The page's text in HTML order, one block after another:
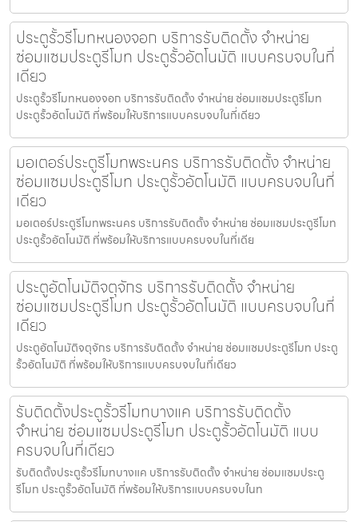
ประตูรั้วรีโมทหนองจอก บริการรับติดตั้ง จำหน่าย
ซ่อมแซมประตูรีโมท ประตูรั้วอัตโนมัติ แบบครบจบในที่
เดียว
ประตูรั้วรีโมทหนองจอก บริการรับติดตั้ง จำหน่าย ซ่อมแซมประตูรีโมท
ประตูรั้วอัตโนมัติ ที่พร้อมให้บริการแบบครบจบในที่เดียว
มอเตอร์ประตูรีโมทพระนคร บริการรับติดตั้ง จำหน่าย
ซ่อมแซมประตูรีโมท ประตูรั้วอัตโนมัติ แบบครบจบในที่
เดียว
มอเตอร์ประตูรีโมทพระนคร บริการรับติดตั้ง จำหน่าย ซ่อมแซมประตูรีโมท
ประตูรั้วอัตโนมัติ ที่พร้อมให้บริการแบบครบจบในที่เดีย
ประตูอัตโนมัติจตุจักร บริการรับติดตั้ง จำหน่าย
ซ่อมแซมประตูรีโมท ประตูรั้วอัตโนมัติ แบบครบจบในที่
เดียว
ประตูอัตโนมัติจตุจักร บริการรับติดตั้ง จำหน่าย ซ่อมแซมประตูรีโมท ประตู
รั้วอัตโนมัติ ที่พร้อมให้บริการแบบครบจบในที่เดียว
รับติดตั้งประตูรั้วรีโมทบางแค บริการรับติดตั้ง
จำหน่าย ซ่อมแซมประตูรีโมท ประตูรั้วอัตโนมัติ แบบ
ครบจบในที่เดียว
รับติดตั้งประตูรั้วรีโมทบางแค บริการรับติดตั้ง จำหน่าย ซ่อมแซมประตู
รีโมท ประตูรั้วอัตโนมัติ ที่พร้อมให้บริการแบบครบจบในท